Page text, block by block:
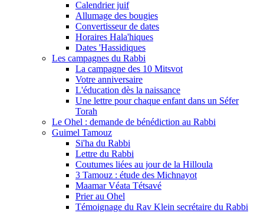
Calendrier juif
Allumage des bougies
Convertisseur de dates
Horaires Hala'hiques
Dates 'Hassidiques
Les campagnes du Rabbi
La campagne des 10 Mitsvot
Votre anniversaire
L'éducation dès la naissance
Une lettre pour chaque enfant dans un Séfer
Torah
Le Ohel : demande de bénédiction au Rabbi
Guimel Tamouz
Si'ha du Rabbi
Lettre du Rabbi
Coutumes liées au jour de la Hilloula
3 Tamouz : étude des Michnayot
Maamar Véata Tétsavé
Prier au Ohel
Témoignage du Rav Klein secrétaire du Rabbi